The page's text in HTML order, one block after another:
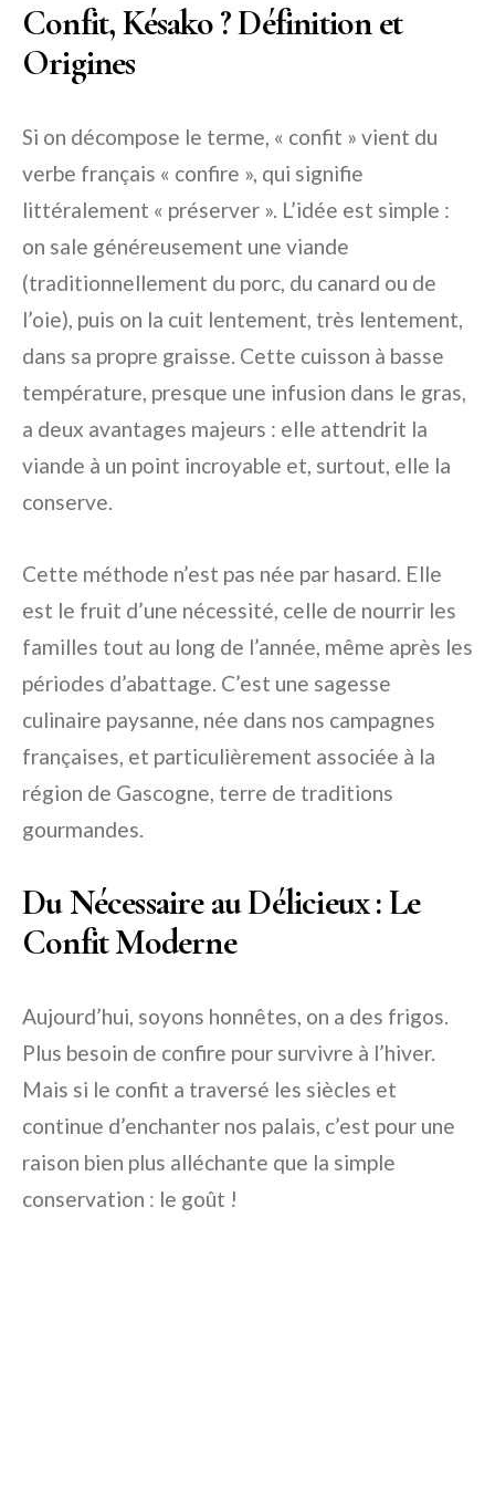
Confit, Késako ? Définition et
Origines
Si on décompose le terme, « confit » vient du
verbe français « confire », qui signifie
littéralement « préserver ». L’idée est simple :
on sale généreusement une viande
(traditionnellement du porc, du canard ou de
l’oie), puis on la cuit lentement, très lentement,
dans sa propre graisse. Cette cuisson à basse
température, presque une infusion dans le gras,
a deux avantages majeurs : elle attendrit la
viande à un point incroyable et, surtout, elle la
conserve.
Cette méthode n’est pas née par hasard. Elle
est le fruit d’une nécessité, celle de nourrir les
familles tout au long de l’année, même après les
périodes d’abattage. C’est une sagesse
culinaire paysanne, née dans nos campagnes
françaises, et particulièrement associée à la
région de Gascogne, terre de traditions
gourmandes.
Du Nécessaire au Délicieux : Le
Confit Moderne
Aujourd’hui, soyons honnêtes, on a des frigos.
Plus besoin de confire pour survivre à l’hiver.
Mais si le confit a traversé les siècles et
continue d’enchanter nos palais, c’est pour une
raison bien plus alléchante que la simple
conservation : le goût !